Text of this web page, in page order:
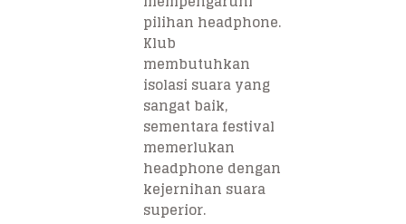
pilihan headphone.
Klub
membutuhkan
isolasi suara yang
sangat baik,
sementara festival
memerlukan
headphone dengan
kejernihan suara
superior.